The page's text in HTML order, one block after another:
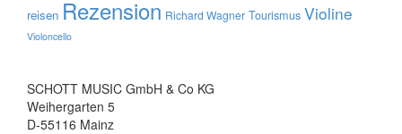
reisen Rezension Richard Wagner Tourismus Violine
Violoncello
SCHOTT MUSIC GmbH & Co KG
Weihergarten 5
D-55116 Mainz